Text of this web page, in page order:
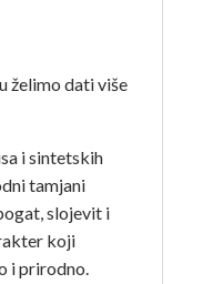
želimo dati više
i sintetskih
tamjani
slojevit i
koji
i prirodno.